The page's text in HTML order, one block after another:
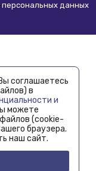
персональных данных
соглашаетесь
в
и
можете
(cookie-
браузера.
наш сайт.